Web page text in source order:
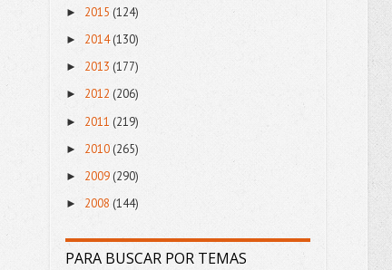
► 2015 (124)
► 2014(130)
► 2013 (177)
► 2012 (206)
► 2011 (219)
► 2010(265)
► 2009(290)
► 2008 (144)
PARA BUSCAR POR TEMAS